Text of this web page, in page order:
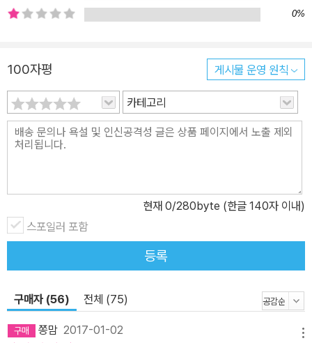
법에 대한 개괄적인 안내를 담았다. 사교육이 꼭 필요한지, 사교육을
모색하고 있다. 또한 사고력과 창의력이란 단어로 부모들의 걱정을
만드는 학원들의 진실에 대해서 Tip을 통해 설명한다. 2부에서는 초
등, 중등 수학 학습로드맵을 그린다. 2009년과 2015년 개정교육과
정의 변화를 일목요연하게 비교하여 초등수학, 중등수학, 고등수학
진행시 역점을 둘 부분을 진단한다. 또한, 기본과정-응용과정-심화과
대한 훈련법, 초등 고학년으로 가면 가장 난이도가 높아 헤맨다는 도
형에 대한 이해, 그리고 개정교육과정 이후 부모님들의 최대 난제인
서술형 문제에 대한 꼼꼼한 안내는 수학에 대한 돌파구가 있음을 확
인할 수 있는 부분이다. 수학실력을 키우는 데 핵심은 오답과 개념을
복습법, 그리고 수학의 개념을 꽉 잡아주는 개념노트 작성방법으로
어떠한 변형 문제에도 흔들리지 않는 기본기를 다질 수 있다. 4부에
0%
100자평 게시물 운영 원칙
카테고리
현재 0/280byte (한글 140자 이내)
스포일러 포함
등록
구매자 (56) 전체 (75)
쫑맘 2017-01-02